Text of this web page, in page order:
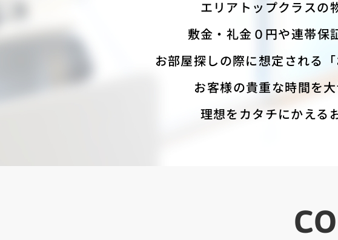
エリアトップクラスの
敷金・礼金０円や連帯保
お部屋探しの際に想定される
お客様の貴重な時間を
理想をカタチにかえる